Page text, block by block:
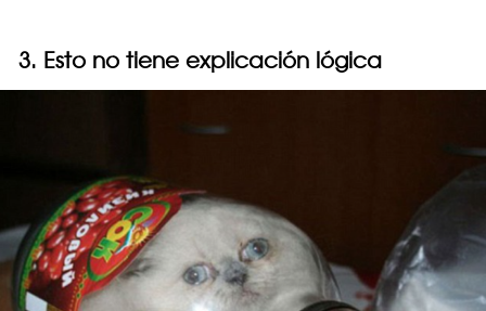
3. Esto no tiene explicación lógica